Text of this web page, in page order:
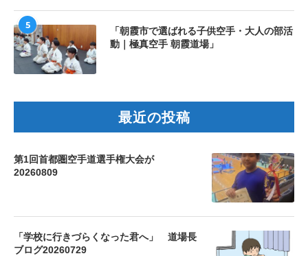
5
「朝霞市で選ばれる子供空手・大人の部活
動｜極真空手 朝霞道場」
最近の投稿
第1回首都圏空手道選手権大会が
20260809
「学校に行きづらくなった君へ」 道場長
ブログ20260729